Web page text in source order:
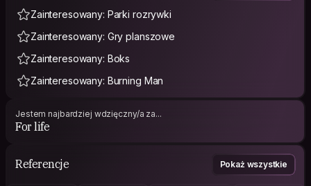
Zainteresowany: Parki rozrywki
Zainteresowany: Gry planszowe
Zainteresowany: Boks
Zainteresowany: Burning Man
Jestem najbardziej wdzięczny/a za...
For life
Referencje Pokaż wszystkie